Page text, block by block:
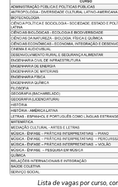
Lista de vagas por curso,